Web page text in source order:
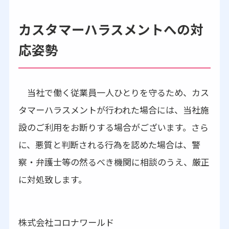
カスタマーハラスメントへの対
応姿勢
当社で働く従業員一人ひとりを守るため、カス
タマーハラスメントが行われた場合には、当社施
設のご利用をお断りする場合がございます。さら
に、悪質と判断される行為を認めた場合は、警
察・弁護士等の然るべき機関に相談のうえ、厳正
に対処致します。
株式会社コロナワールド